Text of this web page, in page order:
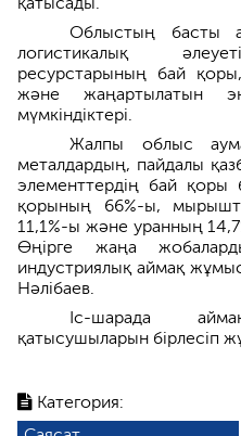
Категория:
Облыстың басты
логистикалық
ресурстарының бай қоры,
және жаңартылатын
мүмкіндіктері.
Жалпы облыс
металдардың, пайдалы
элементтердің бай қоры
қорының 66%-ы,
11,1%-ы және уранның
Өңірге жаңа
индустриялық аймақ
Нәлібаев.
Іс-шарада
қатысушыларын бірлесіп